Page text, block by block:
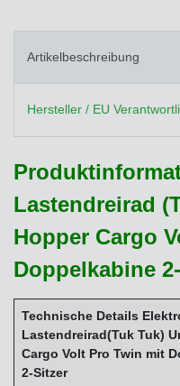
Artikelbeschreibung
Hersteller / EU
Lastendreirad
Hopper Cargo
Doppelkabine
Technische Details
Lastendreirad(Tuk Tuk)
Cargo Volt Pro Twin mit
2-Sitzer